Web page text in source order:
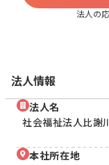
法人の
法人情報
法人名
社会福祉法人比謝
本社所在地